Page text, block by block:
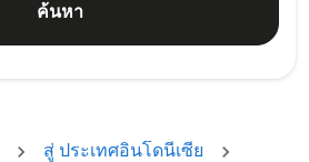
ค้นหา
สู่ ประเทศอินโดนีเซีย